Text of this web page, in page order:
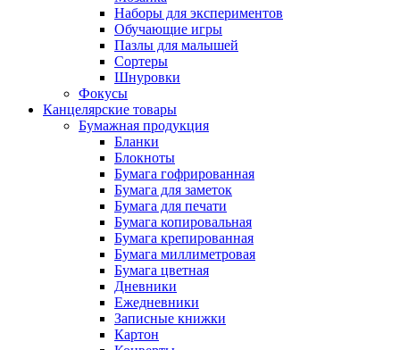
Наборы для экспериментов
Обучающие игры
Пазлы для малышей
Сортеры
Шнуровки
Фокусы
Канцелярские товары
Бумажная продукция
Бланки
Блокноты
Бумага гофрированная
Бумага для заметок
Бумага для печати
Бумага копировальная
Бумага крепированная
Бумага миллиметровая
Бумага цветная
Дневники
Ежедневники
Записные книжки
Картон